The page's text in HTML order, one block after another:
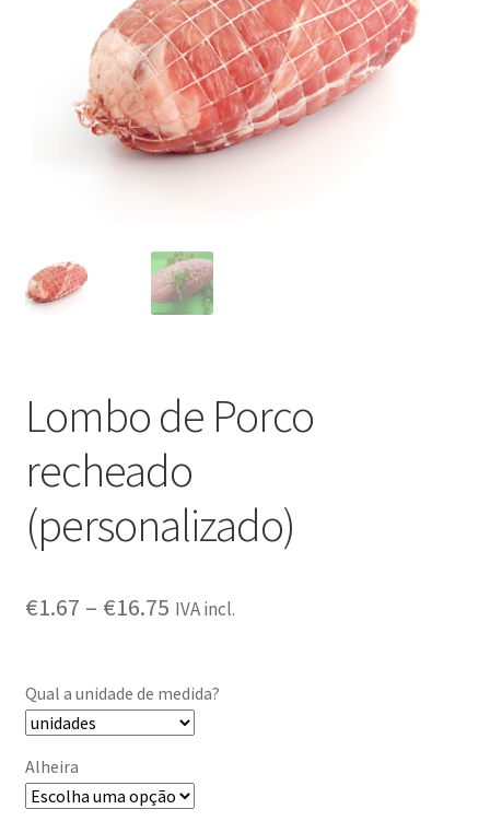
Condições de entrega
Receitas
Lombo de Porco
recheado
(personalizado)
€1.67 – €16.75 IVA incl.
Qual a unidade de medida?
Alheira